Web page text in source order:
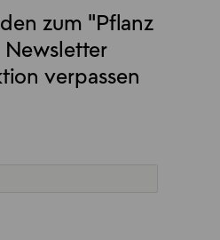
zum "Pflanz
Newsletter
verpassen